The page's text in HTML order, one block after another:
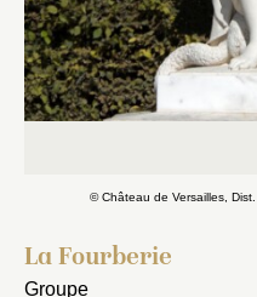
© Château de Versailles,
La Fourberie
Groupe
notice
Connexion